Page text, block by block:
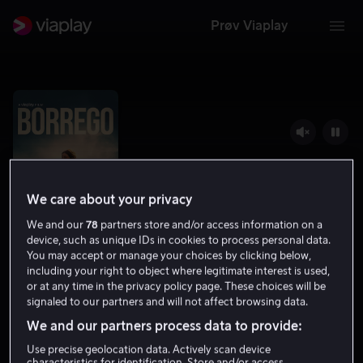
Prøv Viaplay
Borrego
We care about your privacy
We and our78 partners store and/or access information on a
device, such as unique IDs in cookies to process personal data.
You may accept or manage your choices by clicking below,
including your right to object where legitimate interest is used,
or at any time in the privacy policy page. These choices will be
signaled to our partners and will not affect browsing data.
We and our partners process data to provide:
Use precise geolocation data. Actively scan device